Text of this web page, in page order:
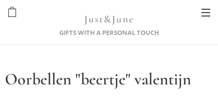
Just&June
GIFTS WITH A PERSONAL TOUCH
Oorbellen "beertje" valentijn